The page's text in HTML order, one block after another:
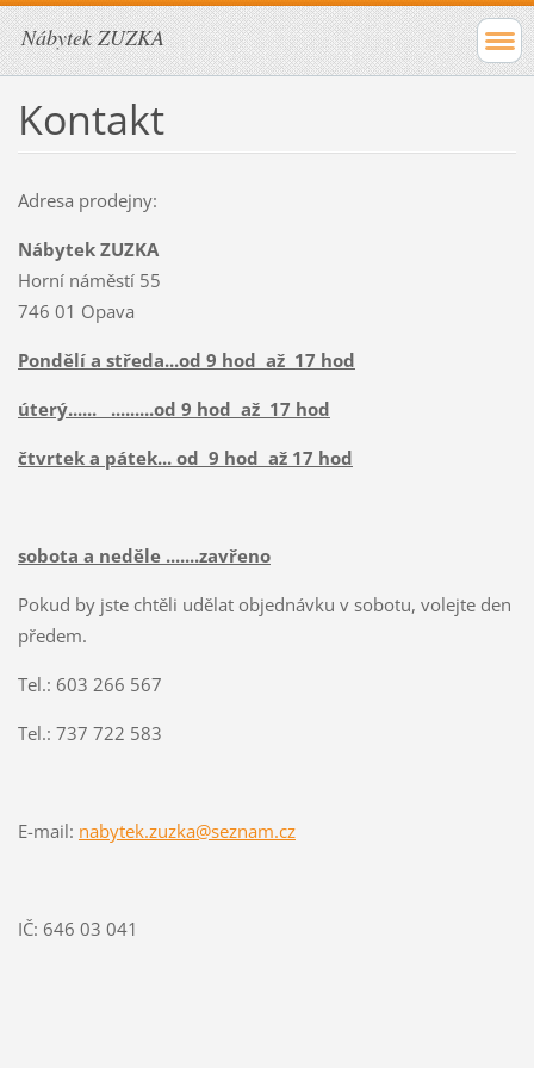
Nábytek ZUZKA
Kontakt
Adresa prodejny:
Nábytek ZUZKA
Horní náměstí 55
746 01 Opava
Pondělí a středa...od 9 hod až 17 hod
úterý...... .........od 9 hod až 17 hod
čtvrtek a pátek... od 9 hod až 17 hod
sobota a neděle .......zavřeno
Pokud by jste chtěli udělat objednávku v sobotu, volejte den
předem.
Tel.: 603 266 567
Tel.: 737 722 583
E-mail: nabytek.zuzka@seznam.cz
IČ: 646 03 041